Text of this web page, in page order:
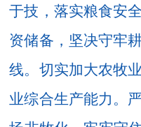
于技，落实粮食安
资储备，坚决守牢
线。切实加大农牧
业综合生产能力。